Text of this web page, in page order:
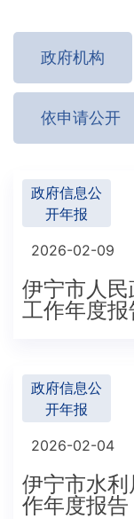
政府机构
依申请公开
政府信息公
开年报
2026-02-09
伊宁市人民
工作年度报
政府信息公
开年报
2026-02-04
伊宁市水利
作年度报告